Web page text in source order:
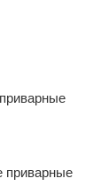
приварные